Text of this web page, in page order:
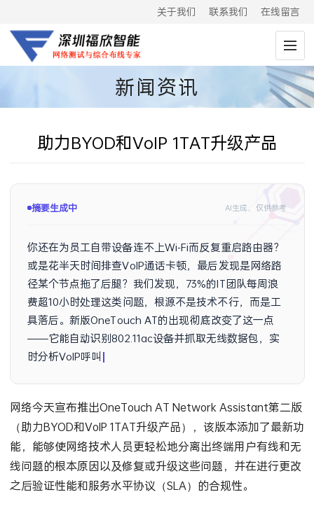
关于我们 联系我们 在线留言
新闻资讯
助力BYOD和VoIP 1TAT升级产品
摘要生成中 AI生成，仅供参考
你还在为员工自带设备连不上Wi-Fi而反复重启路由器？
或是花半天时间排查VoIP通话卡顿，最后发现是网络路
径某个节点拖了后腿？我们发现，73%的IT团队每周浪
费超10小时处理这类问题，根源不是技术不行，而是工
具落后。新版OneTouch AT的出现彻底改变了这一点
——它能自动识别802.11ac设备并抓取无线数据包，实
时分析VoIP呼叫质量，甚至在
网络今天宣布推出OneTouch AT Network Assistant第二版
（助力BYOD和VoIP 1TAT升级产品），该版本添加了最新功
能，能够使网络技术人员更轻松地分离出终端用户有线和无
线问题的根本原因以及修复或升级这些问题，并在进行更改
之后验证性能和服务水平协议（SLA）的合规性。